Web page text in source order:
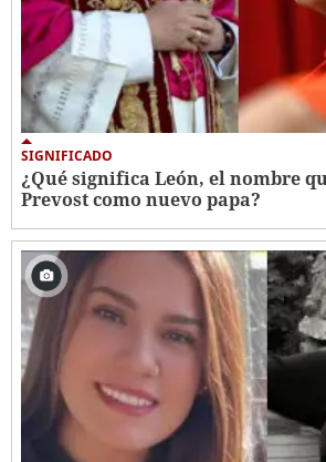
SIGNIFICADO
¿Qué significa León, el nombre
Prevost como nuevo papa?